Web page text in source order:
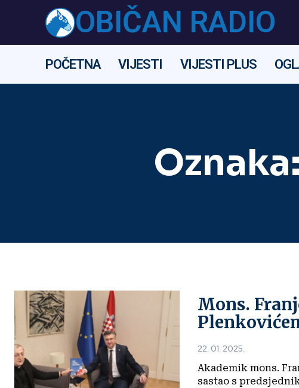
OBIČAN RADIO
POČETNA VIJESTI VIJESTI PLUS
Oznaka:
Mons.
22. 01. 2025.
Akademik mons.
sastao s